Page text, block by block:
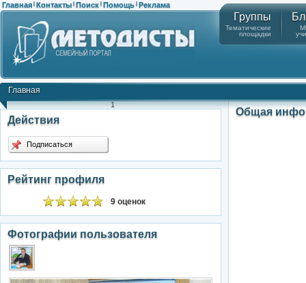
Главная | Контакты | Поиск | Помощь | Реклама
Группы
Тематические
площадки
Главная
1
Действия
Подписаться
Рейтинг профиля
9 оценок
Фотографии пользователя
Общая